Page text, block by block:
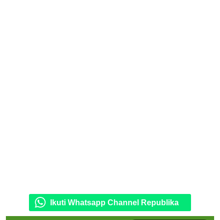
Ikuti Whatsapp Channel Republika